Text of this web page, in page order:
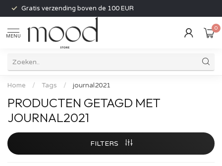
Gratis verzending boven de 100 EUR
MENU
0
Home / Tags / journal2021
PRODUCTEN GETAGD MET
JOURNAL2021
FILTERS